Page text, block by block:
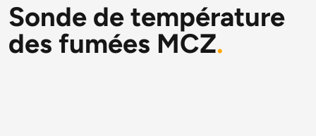
Sonde de température
des fumées MCZ.